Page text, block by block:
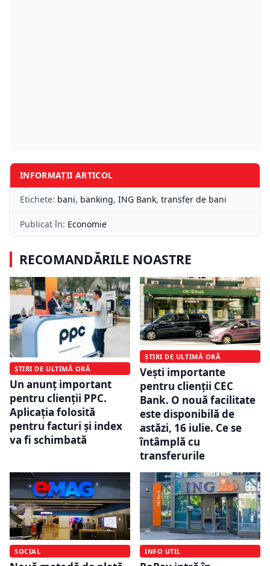
INFORMAȚII ARTICOL
Etichete: bani, banking, ING Bank, transfer de bani
Publicat în: Economie
RECOMANDĂRILE NOASTRE
ȘTIRI DE ULTIMĂ ORĂ
Un anunț important
pentru clienții PPC.
Aplicația folosită
pentru facturi și index
va fi schimbată
ȘTIRI DE ULTIMĂ ORĂ
Vești importante
pentru clienții CEC
Bank. O nouă facilitate
este disponibilă de
astăzi, 16 iulie. Ce se
întâmplă cu
transferurile
SOCIAL INFO UTIL